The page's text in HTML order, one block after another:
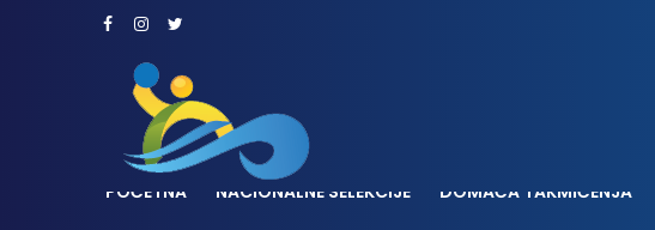
POČETNA NACIONALNE SELEKCIJE DOMAĆA TAKMIČENJA